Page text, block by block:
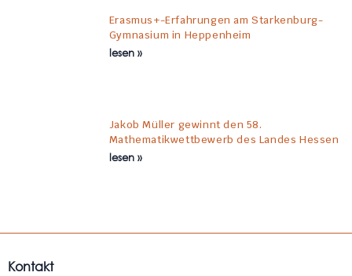
Erasmus+-Erfahrungen am Starkenburg-
Gymnasium in Heppenheim
lesen »
Jakob Müller gewinnt den 58.
Mathematikwettbewerb des Landes Hessen
lesen »
Kontakt